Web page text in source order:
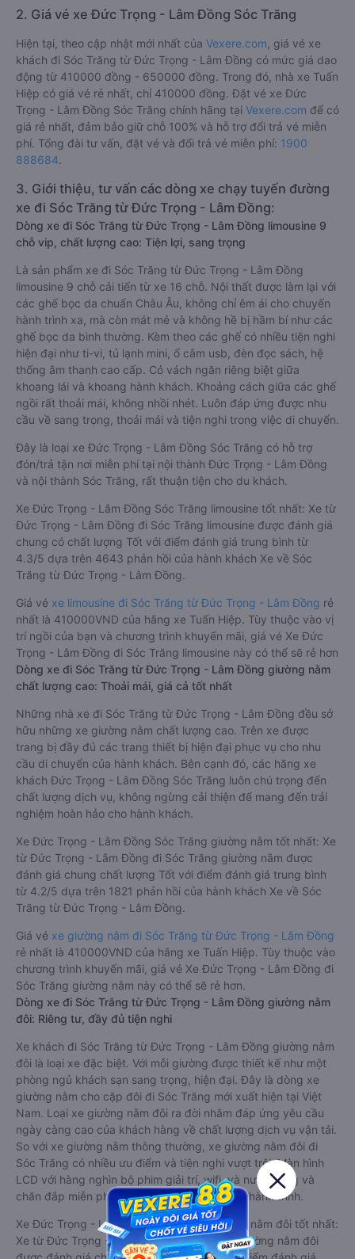
2. Giá vé xe Đức Trọng - Lâm Đồng Sóc Trăng
Hiện tại, theo cập nhật mới nhất của Vexere.com , giá vé xe
khách đi Sóc Trăng từ Đức Trọng - Lâm Đồng có mức giá dao
động từ 410000 đồng - 650000 đồng. Trong đó, nhà xe Tuấn
Hiệp có giá vé rẻ nhất, chỉ 410000 đồng. Đặt vé xe Đức
Trọng - Lâm Đồng Sóc Trăng chính hãng tại Vexere.com để có
giá rẻ nhất, đảm bảo giữ chỗ 100% và hỗ trợ đổi trả vé miễn
phí. Tổng đài tư vấn, đặt vé và đổi trả vé miễn phí: 1900
888684.
3. Giới thiệu, tư vấn các dòng xe chạy tuyến đường
xe đi Sóc Trăng từ Đức Trọng - Lâm Đồng:
Dòng xe đi Sóc Trăng từ Đức Trọng - Lâm Đồng limousine 9
chỗ vip, chất lượng cao: Tiện lợi, sang trọng
Là sản phẩm xe đi Sóc Trăng từ Đức Trọng - Lâm Đồng
limousine 9 chỗ cải tiến từ xe 16 chỗ. Nội thất được làm lại với
các ghế bọc da chuẩn Châu Âu, không chỉ êm ái cho chuyến
hành trình xa, mà còn mát mẻ và không hề bị hầm bí như các
ghế bọc da bình thường. Kèm theo các ghế có nhiều tiện nghi
hiện đại như ti-vi, tủ lạnh mini, ổ cắm usb, đèn đọc sách, hệ
thống âm thanh cao cấp. Có vách ngăn riêng biệt giữa
khoang lái và khoang hành khách. Khoảng cách giữa các ghế
ngồi rất thoải mái, không nhồi nhét. Luôn đáp ứng được nhu
cầu về sang trọng, thoải mái và tiện nghi trong việc di chuyển.
Đây là loại xe Đức Trọng - Lâm Đồng Sóc Trăng có hỗ trợ
đón/trả tận nơi miễn phí tại nội thành Đức Trọng - Lâm Đồng
và nội thành Sóc Trăng, rất thuận tiện cho du khách.
Xe Đức Trọng - Lâm Đồng Sóc Trăng limousine tốt nhất: Xe từ
Đức Trọng - Lâm Đồng đi Sóc Trăng limousine được đánh giá
chung có chất lượng Tốt với điểm đánh giá trung bình từ
4.3/5 dựa trên 4643 phản hồi của hành khách Xe về Sóc
Trăng từ Đức Trọng - Lâm Đồng.
Giá vé xe limousine đi Sóc Trăng từ Đức Trọng - Lâm Đồng rẻ
nhất là 410000VND của hãng xe Tuấn Hiệp. Tùy thuộc vào vị
trí ngồi của bạn và chương trình khuyến mãi, giá vé Xe Đức
Trọng - Lâm Đồng đi Sóc Trăng limousine này có thể sẽ rẻ hơn
Dòng xe đi Sóc Trăng từ Đức Trọng - Lâm Đồng giường nằm
chất lượng cao: Thoải mái, giá cả tốt nhất
Những nhà xe đi Sóc Trăng từ Đức Trọng - Lâm Đồng đều sở
hữu những xe giường nằm chất lượng cao. Trên xe được
trang bị đầy đủ các trang thiết bị hiện đại phục vụ cho nhu
cầu di chuyển của hành khách. Bên cạnh đó, các hãng xe
khách Đức Trọng - Lâm Đồng Sóc Trăng luôn chú trọng đến
chất lượng dịch vụ, không ngừng cải thiện để mang đến trải
nghiệm hoàn hảo cho hành khách.
Xe Đức Trọng - Lâm Đồng Sóc Trăng giường nằm tốt nhất: Xe
từ Đức Trọng - Lâm Đồng đi Sóc Trăng giường nằm được
đánh giá chung chất lượng Tốt với điểm đánh giá trung bình
từ 4.2/5 dựa trên 1821 phản hồi của hành khách Xe về Sóc
Trăng từ Đức Trọng - Lâm Đồng.
Giá vé xe giường nằm đi Sóc Trăng từ Đức Trọng - Lâm Đồng
rẻ nhất là 410000VND của hãng xe Tuấn Hiệp. Tùy thuộc vào
chương trình khuyến mãi, giá vé Xe Đức Trọng - Lâm Đồng đi
Sóc Trăng giường nằm này có thể sẽ rẻ hơn.
Dòng xe đi Sóc Trăng từ Đức Trọng - Lâm Đồng giường nằm
đôi: Riêng tư, đầy đủ tiện nghi
Xe khách đi Sóc Trăng từ Đức Trọng - Lâm Đồng giường nằm
đôi là loại xe đặc biệt. Với mỗi giường được thiết kế như một
phòng ngủ khách sạn sang trọng, hiện đại. Đây là dòng xe
giường nằm cho cặp đôi đi Sóc Trăng mới xuất hiện tại Việt
Nam. Loại xe giường nằm đôi ra đời nhằm đáp ứng yêu cầu
ngày càng cao của khách hàng về chất lượng dịch vụ vận tải.
So với xe giường nằm thông thường, xe giường nằm đôi đi
Sóc Trăng có nhiều ưu điểm và tiện nghi vượt trội. Màn hình
LCD với hàng nghìn bộ phim giải trí, wifi, và nước uống và
chăn đắp miễn phí phục vụ hành khách suốt hành trình.
Xe Đức Trọng - Lâm Đồng Sóc Trăng giường nằm đôi tốt nhất:
Xe từ Đức Trọng - Lâm Đồng đi Sóc Trăng giường nằm đôi